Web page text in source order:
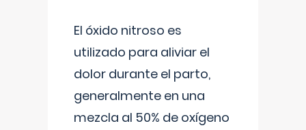
El óxido nitroso es
utilizado para aliviar el
dolor durante el parto,
generalmente en una
mezcla al 50% de oxígeno